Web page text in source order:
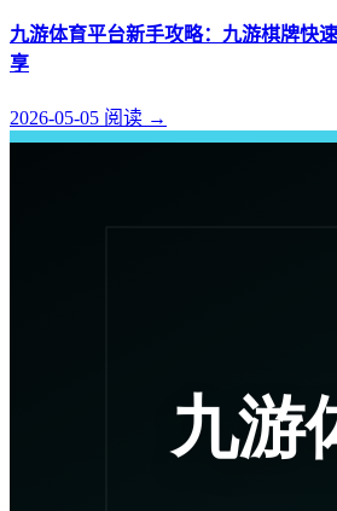
九游体育平台新手攻略：九游棋牌快
享
2026-05-05 阅读 →